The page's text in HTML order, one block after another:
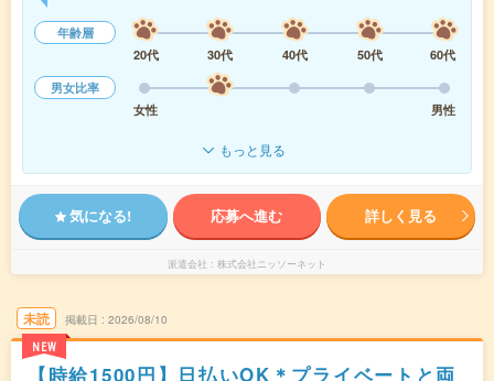
年齢層
20代
30代 40代 50代
60代
男女比率
女性
男性
もっと見る
気になる! 応募へ進む 詳しく見る
派遣会社 株式会社ニッソーネット
未読
NEW
掲載日 2026/08/10
【時給1500円】日払いOK＊プライベートと両